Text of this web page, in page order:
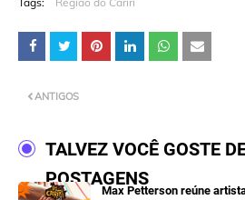
ANTIGOS
TALVEZ VOCÊ GOSTE
POSTAGENS
Max Petterson reúne